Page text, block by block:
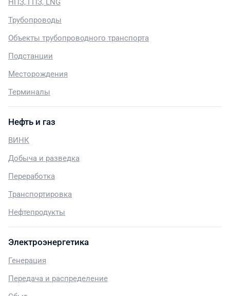
НПЗ, ГПЗ, LNG
Трубопроводы
Объекты трубопроводного транспорта
Подстанции
Месторождения
Терминалы
Нефть и газ
ВИНК
Добыча и разведка
Переработка
Транспортировка
Нефтепродукты
Электроэнергетика
Генерация
Передача и распределение